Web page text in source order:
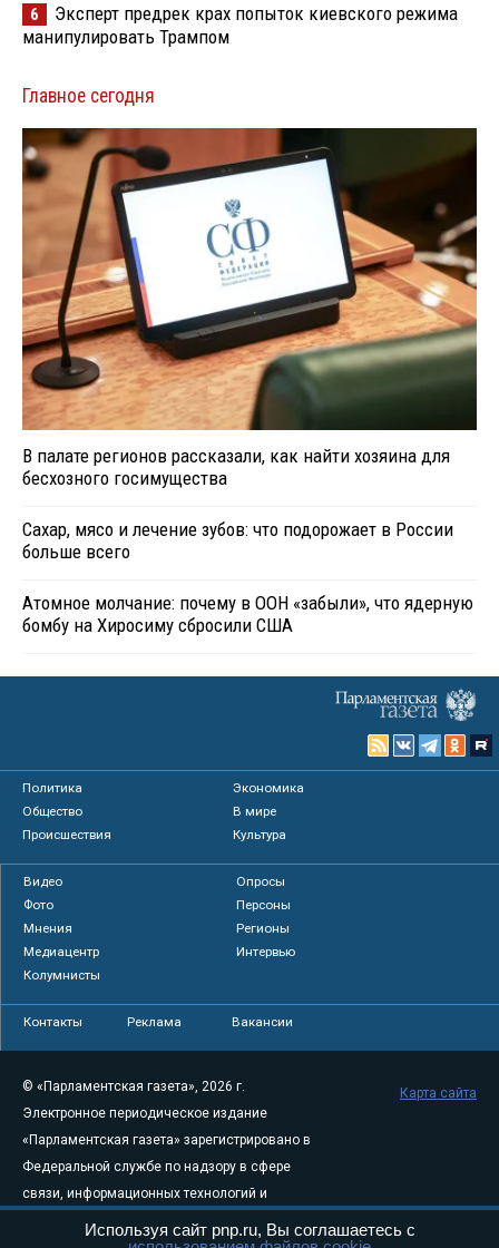
6
Эксперт предрек крах попыток киевского режима
манипулировать Трампом
Главное сегодня
В палате регионов рассказали, как найти хозяина для
бесхозного госимущества
Сахар, мясо и лечение зубов: что подорожает в России
больше всего
Атомное молчание: почему в ООН «забыли», что ядерную
бомбу на Хиросиму сбросили США
Политика
Экономика
Общество
В мире
Происшествия
Культура
Видео
Опросы
Фото
Персоны
Мнения
Регионы
Медиацентр
Интервью
Колумнисты
Контакты Реклама Вакансии
© «Парламентская газета», 2026 г.
Электронное периодическое издание
«Парламентская газета» зарегистрировано в
Федеральной службе по надзору в сфере
связи, информационных технологий и
Карта сайта
Используя сайт pnp.ru, Вы соглашаетесь с